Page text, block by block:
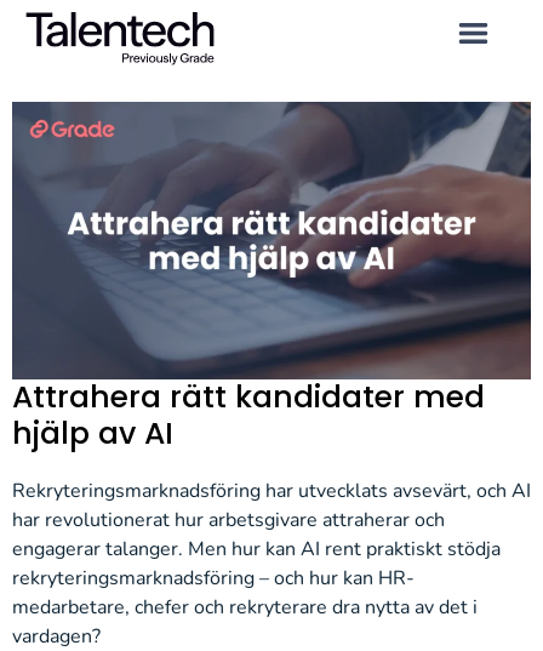
Attrahera rätt kandidater med
hjälp av AI
Rekryteringsmarknadsföring har utvecklats avsevärt, och AI
har revolutionerat hur arbetsgivare attraherar och
engagerar talanger. Men hur kan AI rent praktiskt stödja
rekryteringsmarknadsföring – och hur kan HR-
medarbetare, chefer och rekryterare dra nytta av det i
vardagen?